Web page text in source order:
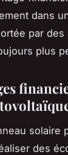
dans
par
plus
solaire
des